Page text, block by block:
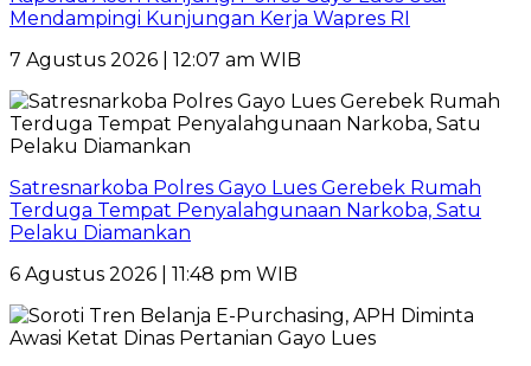
Mendampingi Kunjungan Kerja Wapres RI
7 Agustus 2026 | 12:07 am WIB
Satresnarkoba Polres Gayo Lues Gerebek Rumah
Terduga Tempat Penyalahgunaan Narkoba, Satu
Pelaku Diamankan
6 Agustus 2026 | 11:48 pm WIB